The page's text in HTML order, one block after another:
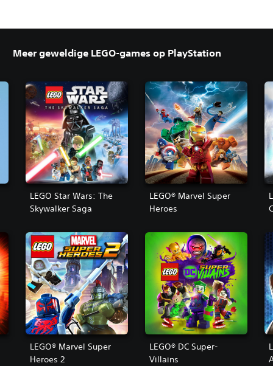
Meer geweldige LEGO-games op PlayStation
LEGO Star Wars: The
Skywalker Saga
LEGO® Marvel Super
Heroes
LEGO® Marvel Super
Heroes 2
LEGO® DC Super-
Villains